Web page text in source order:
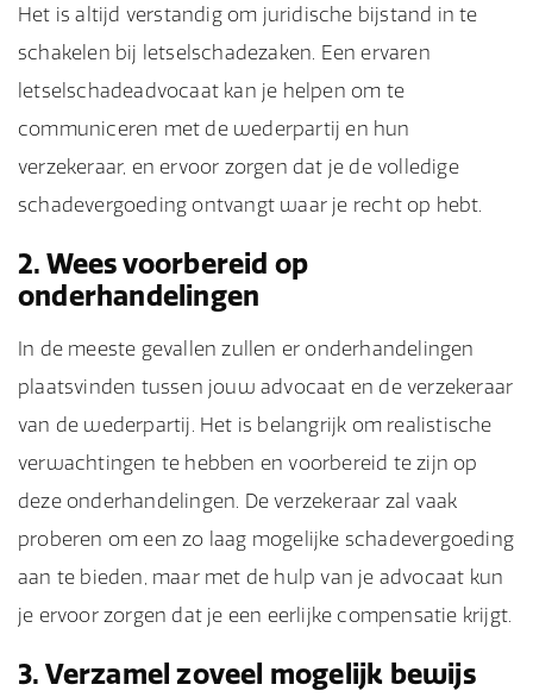
Het is altijd verstandig om juridische bijstand in te
schakelen bij letselschadezaken. Een ervaren
letselschadeadvocaat kan je helpen om te
communiceren met de wederpartij en hun
verzekeraar, en ervoor zorgen dat je de volledige
schadevergoeding ontvangt waar je recht op hebt.
2. Wees voorbereid op
onderhandelingen
In de meeste gevallen zullen er onderhandelingen
plaatsvinden tussen jouw advocaat en de verzekeraar
van de wederpartij. Het is belangrijk om realistische
verwachtingen te hebben en voorbereid te zijn op
deze onderhandelingen. De verzekeraar zal vaak
proberen om een zo laag mogelijke schadevergoeding
aan te bieden, maar met de hulp van je advocaat kun
je ervoor zorgen dat je een eerlijke compensatie krijgt.
3. Verzamel zoveel mogelijk bewijs